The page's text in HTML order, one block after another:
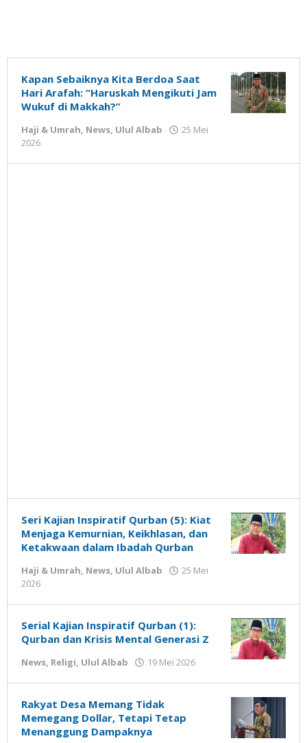
Kapan Sebaiknya Kita Berdoa Saat
Hari Arafah: “Haruskah Mengikuti Jam
Wukuf di Makkah?”
Haji & Umrah, News, Ulul Albab
25 Mei
2026
Susanto
Seri Kajian Inspiratif Qurban (5): Kiat
Menjaga Kemurnian, Keikhlasan, dan
Ketakwaan dalam Ibadah Qurban
Haji & Umrah, News, Ulul Albab
25 Mei
2026
Susanto
Serial Kajian Inspiratif Qurban (1):
Qurban dan Krisis Mental Generasi Z
News, Religi, Ulul Albab 19 Mei 2026
Susanto
Rakyat Desa Memang Tidak
Memegang Dollar, Tetapi Tetap
Menanggung Dampaknya